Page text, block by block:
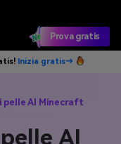
Prova gratis
Inizia gratis→
pelle AI Minecraft
AI